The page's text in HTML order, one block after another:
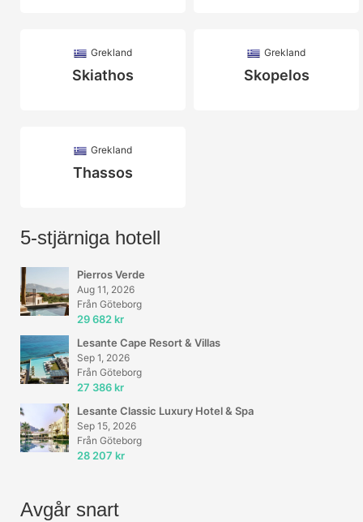
Grekland
Skiathos
Grekland
Skopelos
Grekland
Thassos
5-stjärniga hotell
Pierros Verde
Aug 11, 2026
Från Göteborg
29 682 kr
Lesante Cape Resort & Villas
Sep 1, 2026
Från Göteborg
27 386 kr
Lesante Classic Luxury Hotel & Spa
Sep 15, 2026
Från Göteborg
28 207 kr
Avgår snart